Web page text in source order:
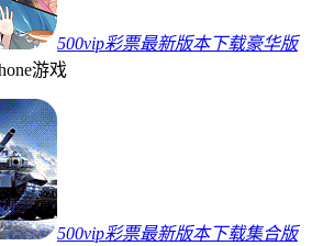
500vip彩票最新版本下载豪华版
游戏
500vip彩票最新版本下载集合版